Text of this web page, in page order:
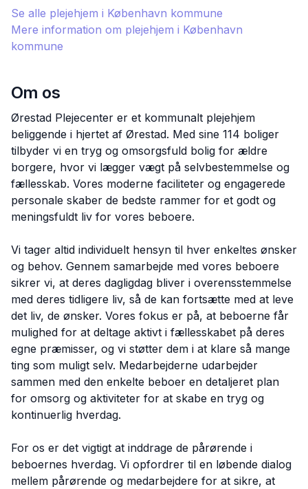
Se alle plejehjem i København kommune
Mere information om plejehjem i København
kommune
Om os
Ørestad Plejecenter er et kommunalt plejehjem
beliggende i hjertet af Ørestad. Med sine 114 boliger
tilbyder vi en tryg og omsorgsfuld bolig for ældre
borgere, hvor vi lægger vægt på selvbestemmelse og
fællesskab. Vores moderne faciliteter og engagerede
personale skaber de bedste rammer for et godt og
meningsfuldt liv for vores beboere.
Vi tager altid individuelt hensyn til hver enkeltes ønsker
og behov. Gennem samarbejde med vores beboere
sikrer vi, at deres dagligdag bliver i overensstemmelse
med deres tidligere liv, så de kan fortsætte med at leve
det liv, de ønsker. Vores fokus er på, at beboerne får
mulighed for at deltage aktivt i fællesskabet på deres
egne præmisser, og vi støtter dem i at klare så mange
ting som muligt selv. Medarbejderne udarbejder
sammen med den enkelte beboer en detaljeret plan
for omsorg og aktiviteter for at skabe en tryg og
kontinuerlig hverdag.
For os er det vigtigt at inddrage de pårørende i
beboernes hverdag. Vi opfordrer til en løbende dialog
mellem pårørende og medarbejdere for at sikre, at